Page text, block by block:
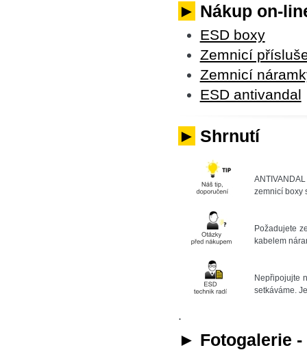
► Nákup on-
ESD boxy
Zemnicí
Zemnicí
ESD antivandal
► Shrnutí
zemnicí boxy
Požadujete
kabelem
Nepřipojujte
setkáváme.
.
► Fotogalerie -